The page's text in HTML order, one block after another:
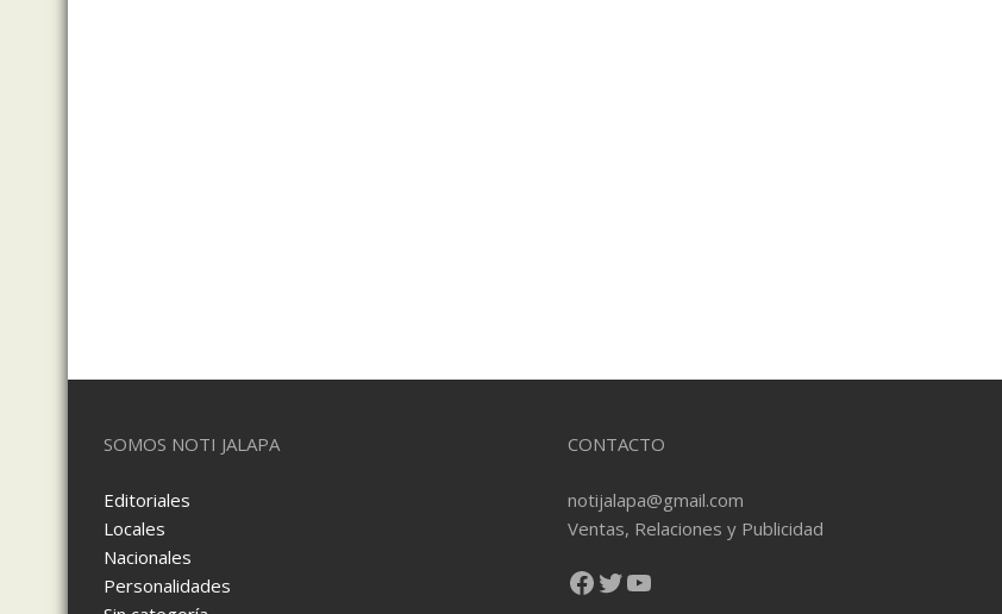
SOMOS NOTI JALAPA
Editoriales
Locales
Nacionales
Personalidades
CONTACTO
notijalapa@gmail.com
Ventas, Relaciones y Publicidad
Facebook
Twitter
YouTube